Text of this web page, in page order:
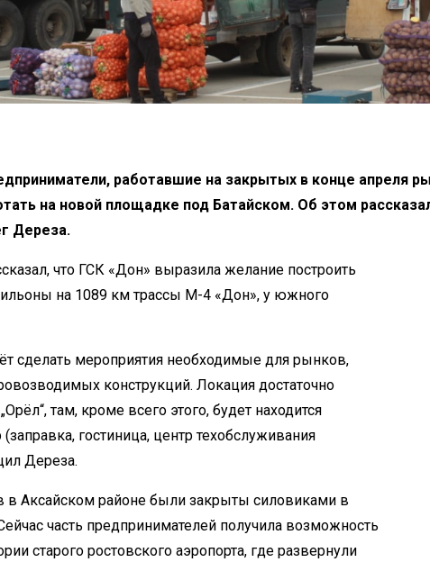
работавшие на закрытых в конце апреля
на новой площадке под Батайском. Об этом
Дереза.
что ГСК «Дон» выразила желание построить
на 1089 км трассы М-4 «Дон», у южного
сделать мероприятия необходимые для рынков,
конструкций. Локация достаточно
там, кроме всего этого, будет находится
гостиница, центр техобслуживания
Дереза.
в Аксайском районе были закрыты силовиками в
часть предпринимателей получила возможность
старого ростовского аэропорта, где развернули